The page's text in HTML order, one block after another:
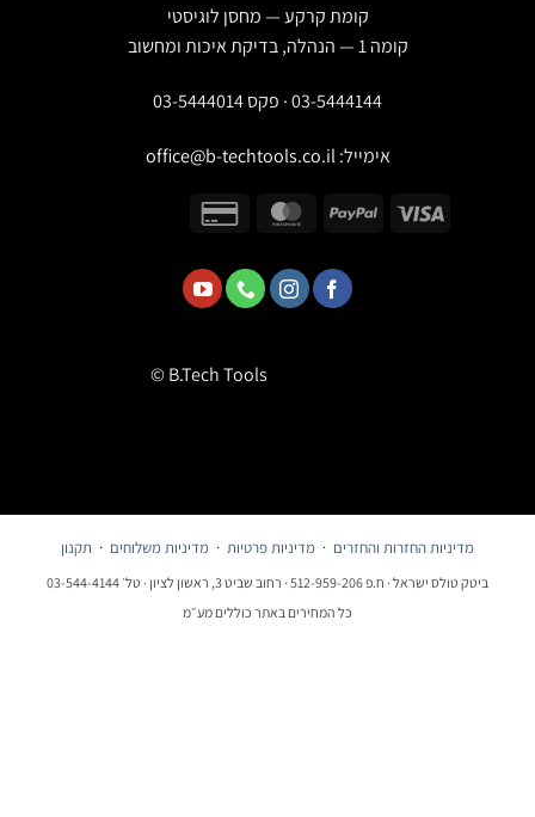
קומת קרקע — מחסן לוגיסטי
03-5444144 · פקס 03-5444014
אימייל:office@b-techtools.co.il
© B.Tech Tools
מדיניות החזרות והחזרים ·מדיניות פרטיות·מדיניות משלוחים·תקנון
ביטק טולס ישראל · ח.פ 512-959-206 · רחוב שביט 3, ראשון לציון · טל׳ 03-544-4144
כל המחירים באתר כוללים מע״מ